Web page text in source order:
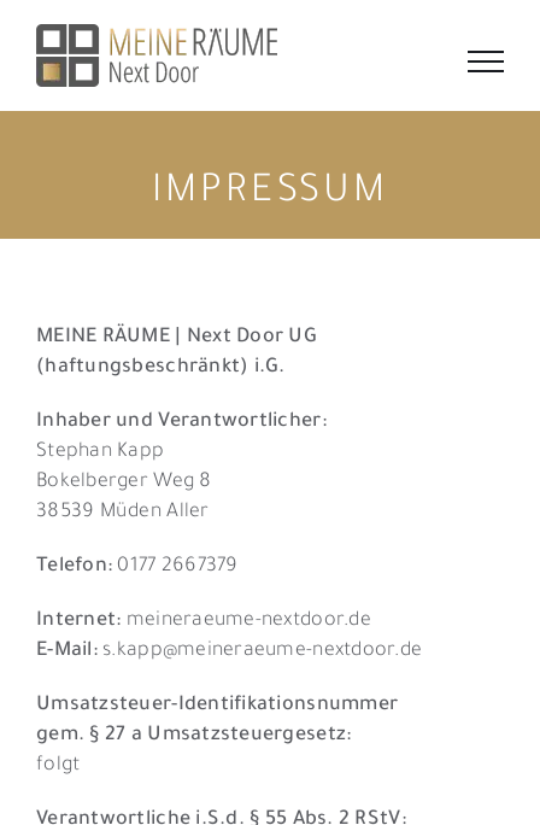
Inhalt
springen
IMPRESSUM
MEINE RÄUME | Next Door UG
(haftungsbeschränkt) i.G.
Inhaber und Verantwortlicher:
Stephan Kapp
Bokelberger Weg 8
38539 Müden Aller
Telefon: 0177 2667379
Internet: meineraeume-nextdoor.de
E-Mail: s.kapp@meineraeume-nextdoor.de
Umsatzsteuer-Identifikationsnummer
gem. § 27 a Umsatzsteuergesetz:
folgt
Verantwortliche i.S.d. § 55 Abs. 2 RStV: